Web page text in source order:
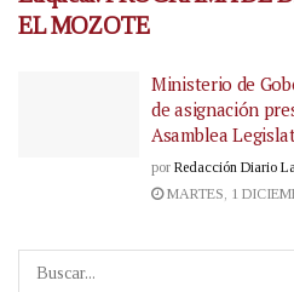
EL MOZOTE
Ministerio de
de asignación
Asamblea
por Redacción Diario
MARTES, 1